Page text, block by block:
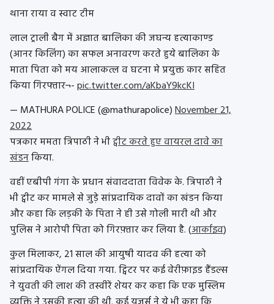
थाना राया व स्वाट टीम
लाल ट्राली बैग में अज्ञात बालिका की जघन्य हत्याकाण्ड
(आनर किलिंग) का सफल अनावरण करते हुये बालिका के
माता पिता को मय आलाकत्ल व घटना मे प्रयुक्त कार सहित
किया गिरफ्तार¬-pic.twitter.com/aKbaY9kcKI
— MATHURA POLICE (@mathurapolice)November 21,
2022
पत्रकार ममता त्रिपाठी ने भीट्वीट करते हुए वायरल दावे का
खंडनकिया.
वहीं एबीपी गंगा के प्रधान संवाददाता विवेक के. त्रिपाठी ने
भी ट्वीट कर मामले से जुड़े सांप्रदायिक दावों का खंडन किया
और कहा कि लड़की के पिता ने ही उसे गोली मारी थी और
पुलिस ने आरोपी पिता को गिरफ़्तार कर लिया है. (आर्काइव)
कुल मिलाकर, 21 साल की आयुषी यादव की हत्या को
सांप्रदायिक ऐंगल दिया गया. ट्विटर पर कई वेरीफ़ाइड हैंडल्स
ने युवती की लाश की तस्वीरें शेयर कर कहा कि एक मुस्लिम